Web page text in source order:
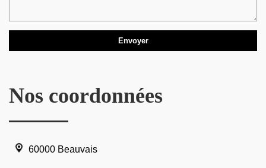
Nos coordonnées
60000 Beauvais